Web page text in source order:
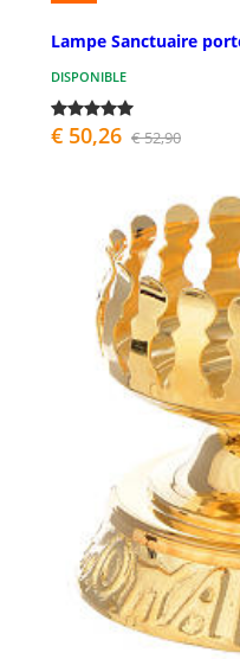
Lampe Sanctuaire
DISPONIBLE
€ 50,26 € 52,90